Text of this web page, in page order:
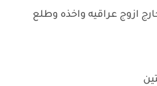
ازوج عراقيه واخذه وطلع